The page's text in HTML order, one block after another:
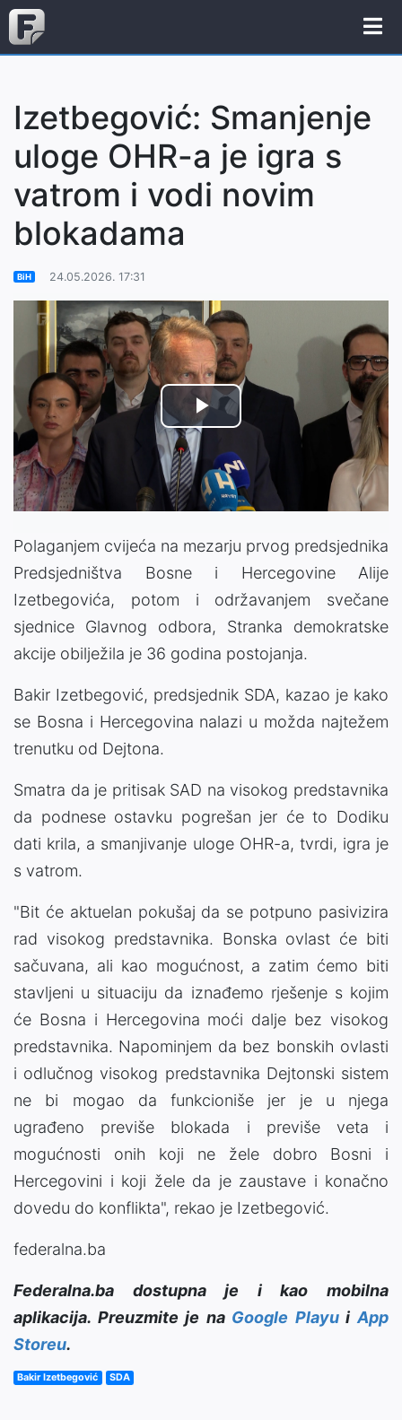
Izetbegović: Smanjenje
uloge OHR-a je igra s
vatrom i vodi novim
blokadama
BiH 24.05.2026. 17:31
Play
Video
Polaganjem cvijeća na mezarju prvog predsjednika
Predsjedništva Bosne i Hercegovine Alije
Izetbegovića, potom i održavanjem svečane
sjednice Glavnog odbora, Stranka demokratske
akcije obilježila je 36 godina postojanja.
Bakir Izetbegović, predsjednik SDA, kazao je kako
se Bosna i Hercegovina nalazi u možda najtežem
trenutku od Dejtona.
Smatra da je pritisak SAD na visokog predstavnika
da podnese ostavku pogrešan jer će to Dodiku
dati krila, a smanjivanje uloge OHR-a, tvrdi, igra je
s vatrom.
"Bit će aktuelan pokušaj da se potpuno pasivizira
rad visokog predstavnika. Bonska ovlast će biti
sačuvana, ali kao mogućnost, a zatim ćemo biti
stavljeni u situaciju da iznađemo rješenje s kojim
će Bosna i Hercegovina moći dalje bez visokog
predstavnika. Napominjem da bez bonskih ovlasti
i odlučnog visokog predstavnika Dejtonski sistem
ne bi mogao da funkcioniše jer je u njega
ugrađeno previše blokada i previše veta i
mogućnosti onih koji ne žele dobro Bosni i
Hercegovini i koji žele da je zaustave i konačno
dovedu do konflikta", rekao je Izetbegović.
federalna.ba
Federalna.ba dostupna je i kao mobilna
aplikacija. Preuzmite je na Google PlayuiApp
Storeu.
Bakir Izetbegović SDA